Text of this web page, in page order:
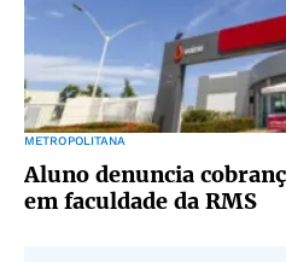
METROPOLITANA
Aluno denuncia
em faculdade da RMS